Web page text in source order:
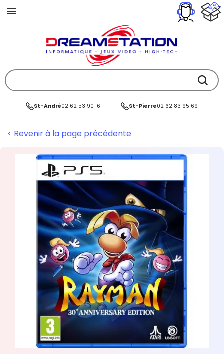
St-André02 62 53 90 16 St-Pierre02 62 83 95 69
< Revenir à la page précédente